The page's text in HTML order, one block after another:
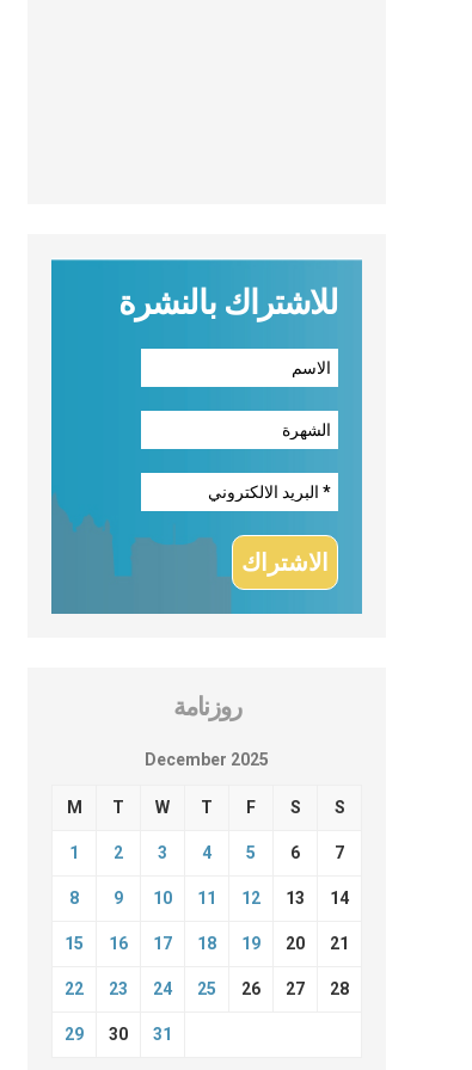
للاشتراك بالنشرة
روزنامة
December 2025
M T W T F S S
1 2 3 4 5 6 7
8 9 10 11 12 13 14
15 16 17 18 19 20 21
22 23 24 25 26 27 28
29 30 31